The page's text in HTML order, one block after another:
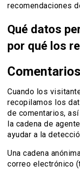
recomendaciones
Qué datos
por qué los
Comentarios
Cuando los
recopilamos los
de comentarios,
la cadena de
ayudar a la
Una cadena
correo electrónico